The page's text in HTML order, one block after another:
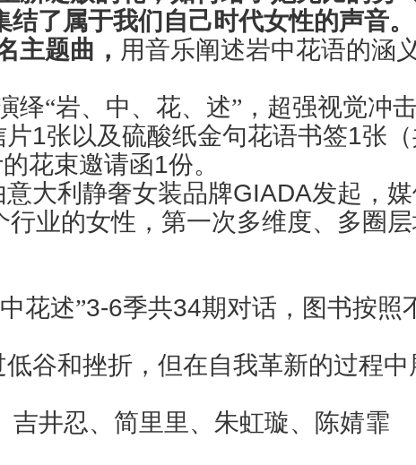
了属于我们自己时代女性的声音。
主题曲， 用音乐阐述岩中花语的涵
绎“岩、中、花、述”，超强视觉冲
片1张以及硫酸纸金句花语书签1张
花束邀请函1份。
意大利静奢女装品牌GIADA发起，
业的女性，第一次多维度、多圈
花述”3-6季共34期对话， 图书按照
谷和挫折，但在自我革新的过程
吉井忍、简里里、朱虹璇、陈婧霏